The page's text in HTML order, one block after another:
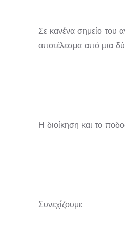
Σε κανένα σημείο του
αποτέλεσμα από μια
Η διοίκηση και το
Συνεχίζουμε.